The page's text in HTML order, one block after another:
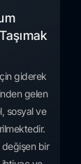
giderek
gelen
sosyal ve
değişen bir